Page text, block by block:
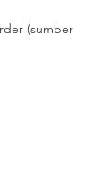
(sumber